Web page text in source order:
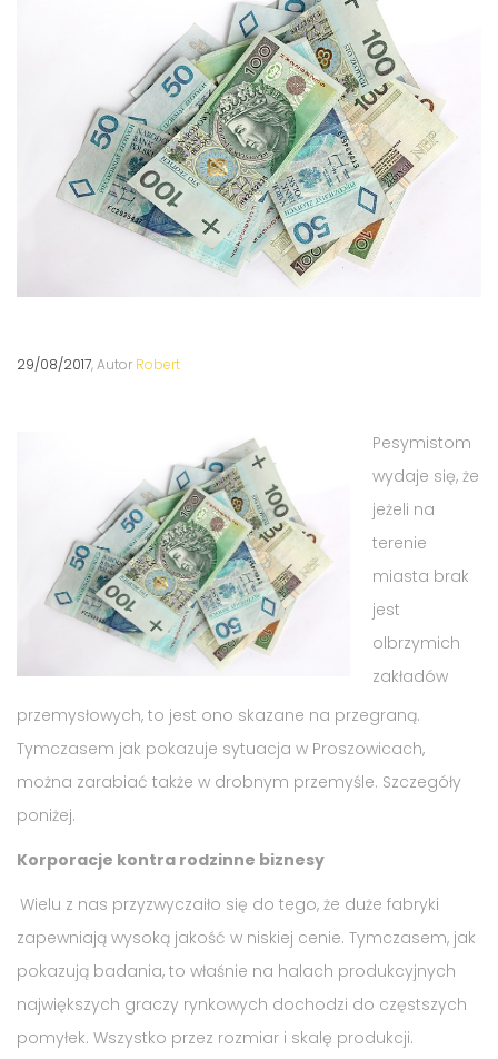
29/08/2017, Autor Robert
Pesymistom
wydaje się, że
jeżeli na
terenie
miasta brak
jest
olbrzymich
zakładów
przemysłowych, to jest ono skazane na przegraną.
Tymczasem jak pokazuje sytuacja w Proszowicach,
można zarabiać także w drobnym przemyśle. Szczegóły
poniżej.
Korporacje kontra rodzinne biznesy
Wielu z nas przyzwyczaiło się do tego, że duże fabryki
zapewniają wysoką jakość w niskiej cenie. Tymczasem, jak
pokazują badania, to właśnie na halach produkcyjnych
największych graczy rynkowych dochodzi do częstszych
pomyłek. Wszystko przez rozmiar i skalę produkcji.